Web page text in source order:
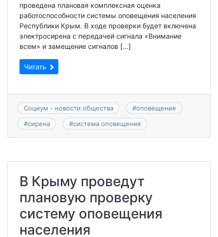
проведена плановая комплексная оценка
работоспособности системы оповещения населения
Республики Крым. В ходе проверки будет включена
электросирена с передачей сигнала «Внимание
всем» и замещение сигналов […]
Читать
Социум - новости общества #оповещение
#сирена #система оповещения
В Крыму проведут
плановую проверку
систему оповещения
населения